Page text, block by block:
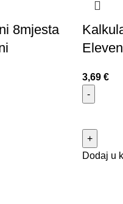
8mjesta
3,69 €
Dodaj u